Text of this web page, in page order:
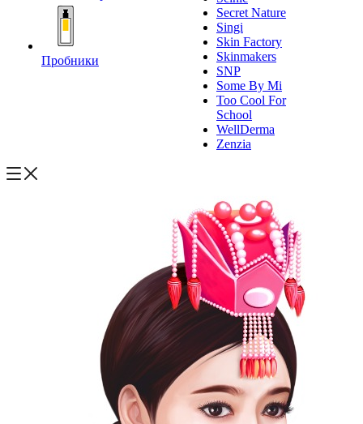
Пробники
Secret Nature
Singi
Skin Factory
Skinmakers
SNP
Some By Mi
Too Cool For
School
WellDerma
Zenzia